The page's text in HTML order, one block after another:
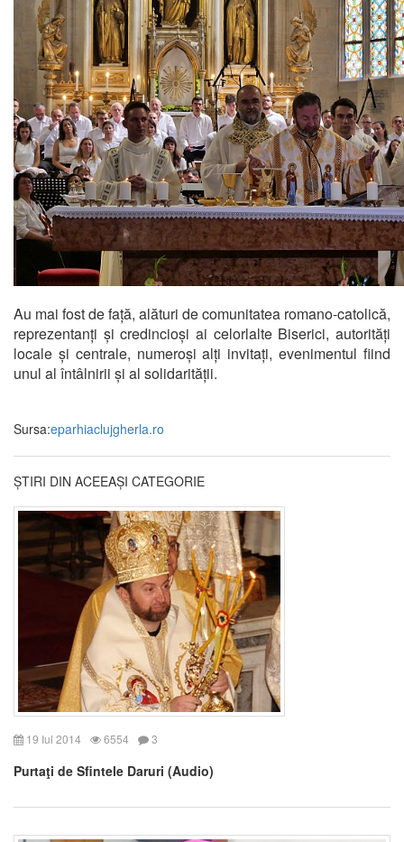
Au mai fost de față, alături de comunitatea romano-catolică,
reprezentanți și credincioși ai celorlalte Biserici, autorități
locale și centrale, numeroși alți invitați, evenimentul fiind
unul al întâlnirii și al solidarității.
Sursa:eparhiaclujgherla.ro
ȘTIRI DIN ACEEAȘI CATEGORIE
19 Iul 2014 6554 3
Purtaţi de Sfintele Daruri (Audio)